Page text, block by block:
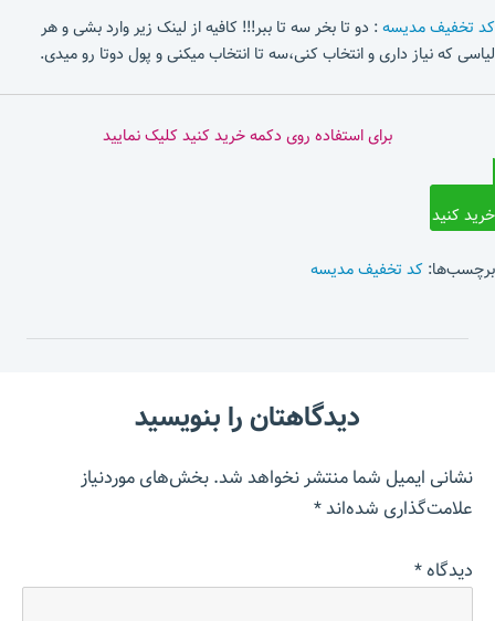
کد تخفیف مدیسه: دو تا بخر سه تا ببر!!! کافیه از لینک زیر وارد بشی و هر
لیاسی که نیاز داری و انتخاب کنی،سه تا انتخاب میکنی و پول دوتا رو میدی.
برای استفاده روی دکمه خرید کنید کلیک نمایید
خرید کنید
برچسب‌ها: کد تخفیف مدیسه
دیدگاهتان را بنویسید
نشانی ایمیل شما منتشر نخواهد شد.بخش‌های موردنیاز
علامت‌گذاری شده‌اند*
دیدگاه*